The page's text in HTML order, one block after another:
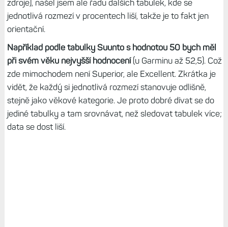
zdroje), našel jsem ale řadu dalších tabulek, kde se
jednotlivá rozmezí v procentech liší, takže je to fakt jen
orientační.
Například podle tabulky Suunto s hodnotou 50 bych měl
při svém věku nejvyšší hodnocení (u Garminu až 52,5). Což
zde mimochodem není Superior, ale Excellent. Zkrátka je
vidět, že každý si jednotlivá rozmezí stanovuje odlišně,
stejně jako věkové kategorie. Je proto dobré dívat se do
jediné tabulky a tam srovnávat, než sledovat tabulek více;
data se dost liší.